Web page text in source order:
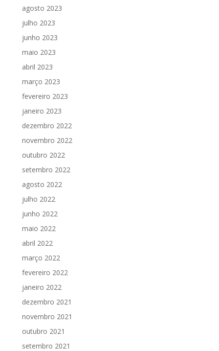
agosto 2023
julho 2023
junho 2023
maio 2023
abril 2023
março 2023
fevereiro 2023
janeiro 2023
dezembro 2022
novembro 2022
outubro 2022
setembro 2022
agosto 2022
julho 2022
junho 2022
maio 2022
abril 2022
março 2022
fevereiro 2022
janeiro 2022
dezembro 2021
novembro 2021
outubro 2021
setembro 2021